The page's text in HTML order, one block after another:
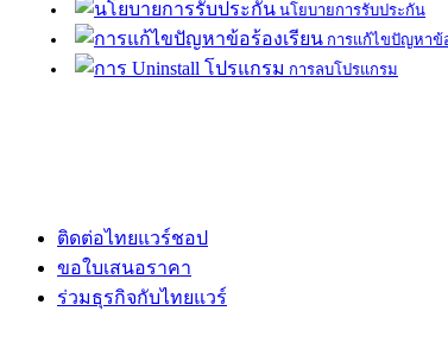
นโยบายการรับประกัน
การแก้ไขปัญหาข้
การลบโปรแกรม
ติดต่อไทยแวร์ชอป
ขอใบเสนอราคา
ร่วมธุรกิจกับไทยแวร์